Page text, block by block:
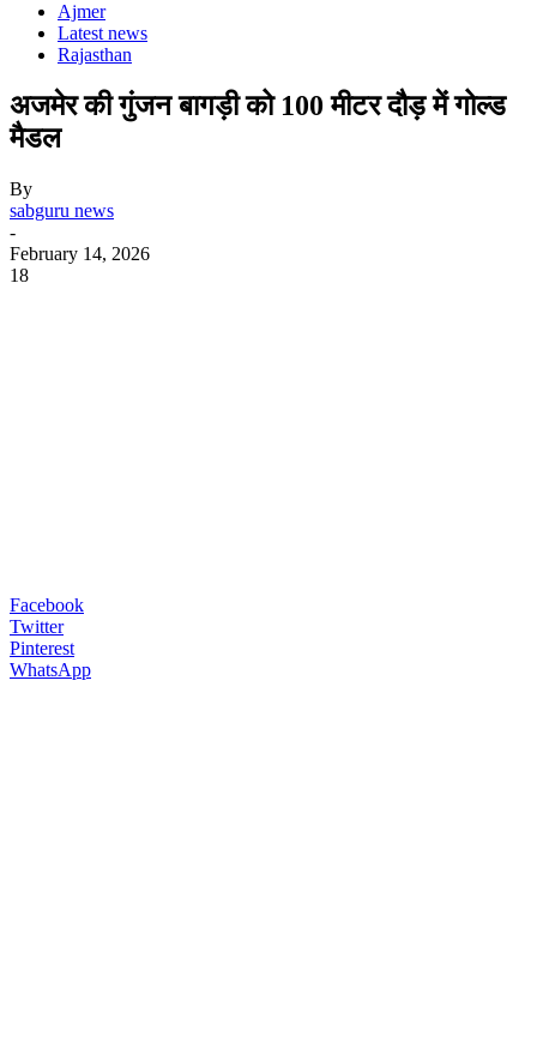
Ajmer
Latest news
Rajasthan
अजमेर की गुंजन बागड़ी को 100 मीटर दौड़ में गोल्ड
मैडल
By
sabguru news
-
February 14, 2026
18
Facebook
Twitter
Pinterest
WhatsApp